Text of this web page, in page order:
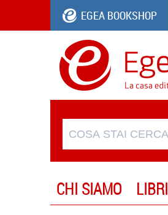
EGEA BOOKSHOP
CHI SIAMO LIBRI